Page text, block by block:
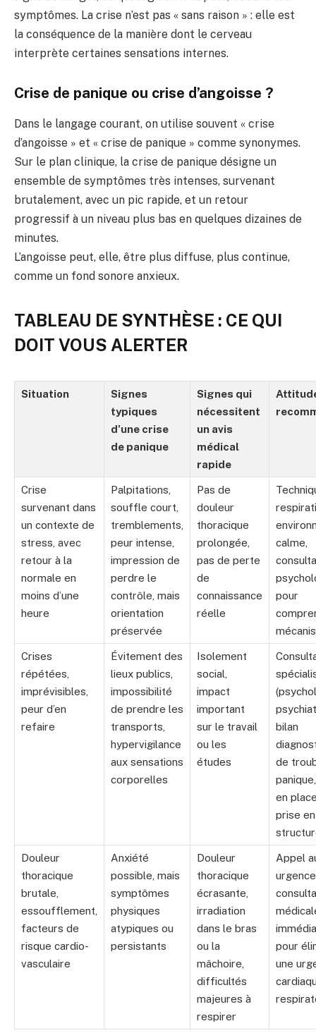
symptômes. La crise n’est pas « sans raison » : elle est
la conséquence de la manière dont le cerveau
interprète certaines sensations internes.
Crise de panique ou crise d’angoisse ?
Dans le langage courant, on utilise souvent « crise
d’angoisse » et « crise de panique » comme synonymes.
Sur le plan clinique, la crise de panique désigne un
ensemble de symptômes très intenses, survenant
brutalement, avec un pic rapide, et un retour
progressif à un niveau plus bas en quelques dizaines de
minutes.
L’angoisse peut, elle, être plus diffuse, plus continue,
comme un fond sonore anxieux.
TABLEAU DE SYNTHÈSE : CE QUI
DOIT VOUS ALERTER
Situation
Signes
typiques
d’une crise
de panique
Signes qui
nécessitent
un avis
médical
rapide
Crise
survenant dans
un contexte de
stress, avec
retour à la
normale en
moins d’une
heure
Palpitations,
souffle court,
tremblements,
peur intense,
impression de
perdre le
contrôle, mais
orientation
préservée
Pas de
douleur
thoracique
prolongée,
pas de perte
de
connaissance
réelle
calme,
pour
Crises
répétées,
imprévisibles,
peur d’en
refaire
Évitement des
lieux publics,
impossibilité
de prendre les
transports,
hypervigilance
aux sensations
corporelles
Isolement
social,
impact
important
sur le travail
ou les
études
bilan
de
en
prise
Douleur
thoracique
brutale,
essoufflement,
facteurs de
risque cardio-
vasculaire
Anxiété
possible, mais
symptômes
physiques
atypiques ou
persistants
Douleur
thoracique
écrasante,
irradiation
dans le bras
ou la
mâchoire,
difficultés
majeures à
respirer
Appel
pour
une